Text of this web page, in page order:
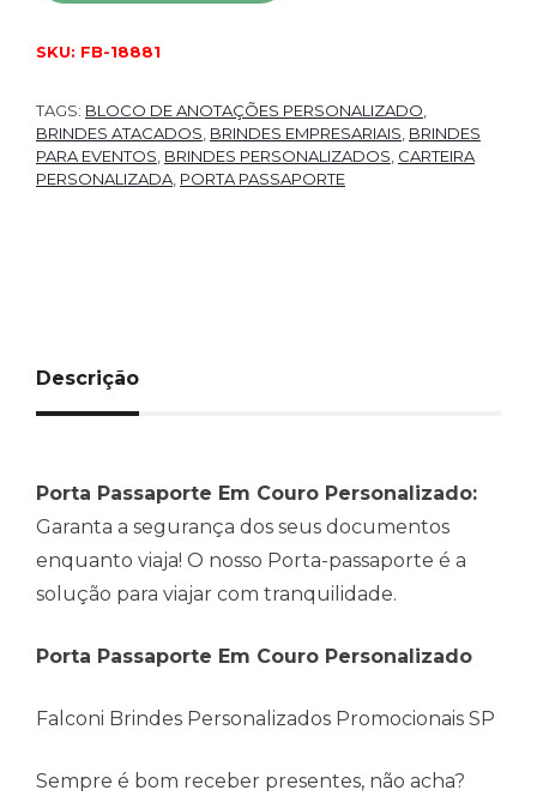
SKU: FB-18881
TAGS: BLOCO DE ANOTAÇÕES PERSONALIZADO,
BRINDES ATACADOS, BRINDES EMPRESARIAIS, BRINDES
PARA EVENTOS, BRINDES PERSONALIZADOS, CARTEIRA
PERSONALIZADA, PORTA PASSAPORTE
Descrição
Porta Passaporte Em Couro Personalizado:
Garanta a segurança dos seus documentos
enquanto viaja! O nosso Porta-passaporte é a
solução para viajar com tranquilidade.
Porta Passaporte Em Couro Personalizado
Falconi Brindes Personalizados Promocionais SP
Sempre é bom receber presentes, não acha?